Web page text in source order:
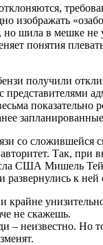
изображать
но шила в мешке не
понятия
получили
представителями
показательно
со сложившейся
авторитет. Так, при
США Мишель
развернулись к
крайне
не скажешь.
– неизвестно. Но